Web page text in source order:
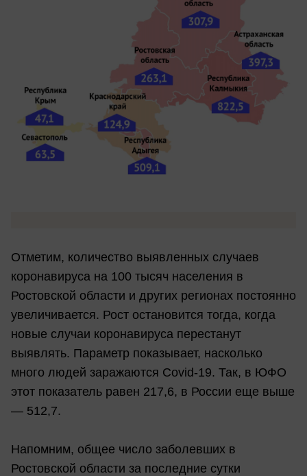
Отметим, количество выявленных случаев
коронавируса на 100 тысяч населения в
Ростовской области и других регионах постоянно
увеличивается. Рост остановится тогда, когда
новые случаи коронавируса перестанут
выявлять. Параметр показывает, насколько
много людей заражаются Covid-19. Так, в ЮФО
этот показатель равен 217,6, в России еще выше
— 512,7.
Напомним, общее число заболевших в
Ростовской области за последние сутки